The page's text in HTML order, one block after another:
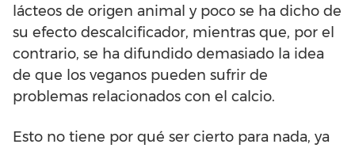
lácteos de origen animal y poco se ha dicho de
su efecto descalcificador, mientras que, por el
contrario, se ha difundido demasiado la idea
de que los veganos pueden sufrir de
problemas relacionados con el calcio.
Esto no tiene por qué ser cierto para nada, ya